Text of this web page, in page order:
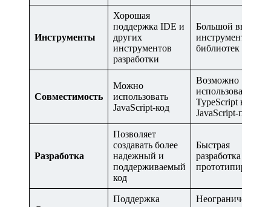
Инструменты
Хорошая
поддержка IDE и
других
инструментов
разработки
Большой выбор
инструментов и
библиотек
Совместимость
Можно
использовать
JavaScript-код
Возможно
использование
TypeScript в
JavaScript-
Разработка
Позволяет
создавать более
надежный и
поддерживаемый
код
Быстрая
разработка и
Поддержка
Неограниченный